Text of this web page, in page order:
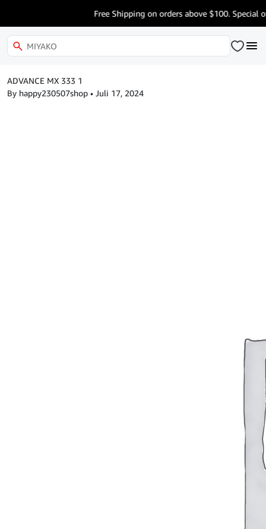
Free Shipping on orders above $100. Special
ADVANCE MX 333 1
By happy230507shop • Juli 17, 2024